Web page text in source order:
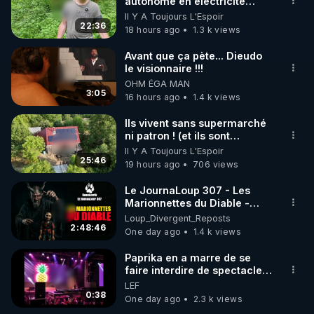
Rendez-vous sur http://rgnr.li/lechoubrave
code : REGENERE10
▶ 30 jours gratuit sur l’application de méditation et
de bien-être ENVOL :
Rendez-vous sur https://www.envol.app/code
le code : REGENERE
retira de là, écrivit-il, elle
était devenue folle et elle
mourut deux mois plus tard.
profondément ému ; j’en ai
parlé à plusieurs reprises
dans mes écrits et mes
vidéos. En 2026, avec ma
enquêté. Nos recherches
nous ont mené au cimetière
de Montmartin-sur-Mer où
nous avons finalement
famille Fatout. En
l’examinant avec minutie
(car les noms sont
difficilement lisibles), nous
avons découvert
qu’Alexandre Caillet avait
commis une erreur : la jeune
fille retrouvée vivante, c’était
Christiane. Elle était restée
enfermée cinq jours avec sa
22:36
avec un simple ruisseau
Il Y A Toujours L'Espoir
18 hours ago
1.3 k views
3:05
Avant que ça pète... Dieudo
le visionnaire !!!
OHM ÉGA MAN
16 hours ago
1.4 k views
25:46
Ils vivent sans supermarché
ni patron ! (et ils sont
heureux)
Il Y A Toujours L'Espoir
19 hours ago
706 views
2:48:46
Le JournaLoup 307 - Les
Marionnettes du Diable -
Loup Divergent 2026.08.07
Loup_Divergent_Reposts
One day ago
1.4 k views
0:38
Paprika en a marre de se
faire interdire de spectacle.
Elle décide donc de devenir
DJ !
LEF
One day ago
2.3 k views